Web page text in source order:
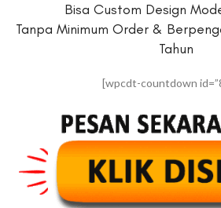
Bisa Custom Design
Tanpa Minimum Order &
Tahun
[wpcdt-countdown